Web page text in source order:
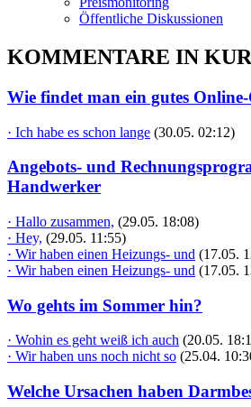
Öffentliche Diskussionen
KOMMENTARE IN
Wie findet man ein gutes
· Ich habe es schon lange (30.05. 02:12)
Angebots- und
Handwerker
· Hallo zusammen, (29.05. 18:08)
· Hey, (29.05. 11:55)
· Wir haben einen Heizungs- und (17.05.
· Wir haben einen Heizungs- und (17.05.
Wo gehts im Sommer hin?
· Wohin es geht weiß ich auch (20.05.
· Wir haben uns noch nicht so (25.04.
Welche Ursachen haben